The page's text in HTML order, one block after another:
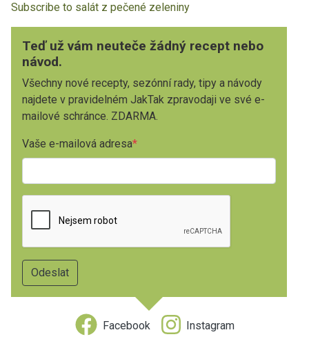
Subscribe to salát z pečené zeleniny
Teď už vám neuteče žádný recept nebo
návod.
Všechny nové recepty, sezónní rady, tipy a návody
najdete v pravidelném JakTak zpravodaji ve své e-
mailové schránce. ZDARMA.
Vaše e-mailová adresa
Facebook Instagram